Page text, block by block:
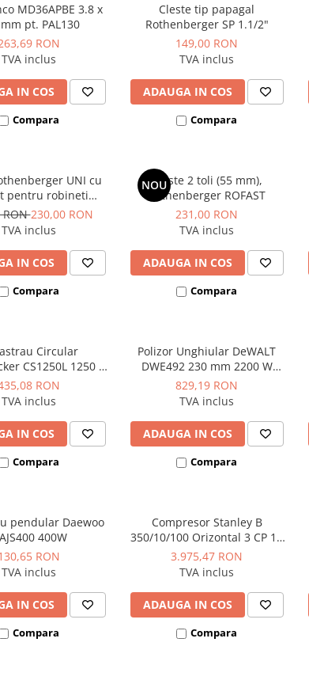
MD36APBE 3.8 x
pt. PAL130
RON
TVA inclus
IN COS
Compara
Cleste tip papagal
Rothenberger SP 1.1/2"
149,00 RON
TVA inclus
ADAUGA IN COS
Compara
UNI cu
pentru robineti
si fitinguri de
legatura
RON230,00 RON
TVA inclus
IN COS
Compara
NOU
Cleste 2 toli (55 mm),
Rothenberger ROFAST
231,00 RON
TVA inclus
ADAUGA IN COS
Compara
Circular
CS1250L 1250 W
mm 66 mm
RON
TVA inclus
IN COS
Compara
Polizor Unghiular DeWALT
DWE492 230 mm 2200 W
6.500 rpm
829,19 RON
TVA inclus
ADAUGA IN COS
Compara
pendular Daewoo
400W
RON
TVA inclus
IN COS
Compara
Compresor Stanley B
350/10/100 Orizontal 3 CP 10
bar 330 L/min
3.975,47 RON
TVA inclus
ADAUGA IN COS
Compara